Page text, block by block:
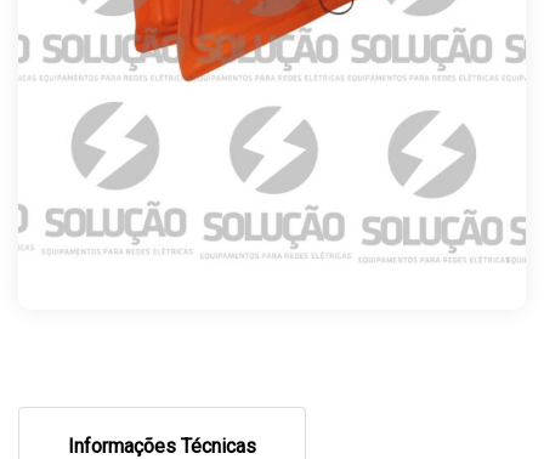
Informações Técnicas